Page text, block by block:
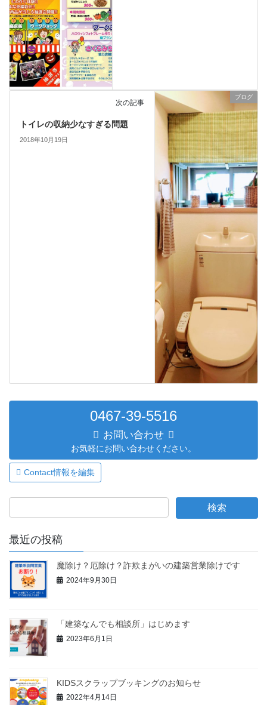
ブログ
次の記事
トイレの収納少なすぎる問題
2018年10月19日
0467-39-5516
お問い合わせ
お気軽にお問い合わせください。
Contact情報を編集
最近の投稿
魔除け？厄除け？詐欺まがいの建築営業除けです
2024年9月30日
「建築なんでも相談所」はじめます
2023年6月1日
KIDSスクラップブッキングのお知らせ
2022年4月14日